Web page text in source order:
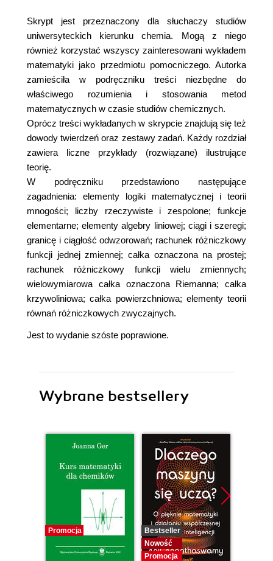
Skrypt jest przeznaczony dla słuchaczy studiów
uniwersyteckich kierunku chemia. Mogą z niego
również korzystać wszyscy zainteresowani wykładem
matematyki jako przedmiotu pomocniczego. Autorka
zamieściła w podręczniku treści niezbędne do
właściwego rozumienia i stosowania metod
matematycznych w czasie studiów chemicznych.
Oprócz treści wykładanych w skrypcie znajdują się też
dowody twierdzeń oraz zestawy zadań. Każdy rozdział
zawiera liczne przykłady (rozwiązane) ilustrujące
teorię.
W podręczniku przedstawiono następujące
zagadnienia: elementy logiki matematycznej i teorii
mnogości; liczby rzeczywiste i zespolone; funkcje
elementarne; elementy algebry liniowej; ciągi i szeregi;
granicę i ciągłość odwzorowań; rachunek różniczkowy
funkcji jednej zmiennej; całka oznaczona na prostej;
rachunek różniczkowy funkcji wielu zmiennych;
wielowymiarowa całka oznaczona Riemanna; całka
krzywoliniowa; całka powierzchniowa; elementy teorii
równań różniczkowych zwyczajnych.
Jest to wydanie szóste poprawione.
Wybrane bestsellery
Promocja
Bestseller
Nowość
Promocja